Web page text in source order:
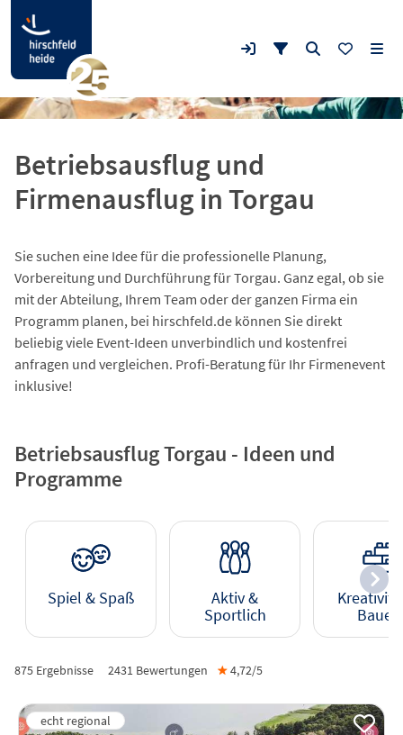
Betriebsausflug und
Firmenausflug in Torgau
Sie suchen eine Idee für die professionelle Planung,
Vorbereitung und Durchführung für Torgau. Ganz egal, ob sie
mit der Abteilung, Ihrem Team oder der ganzen Firma ein
Programm planen, bei hirschfeld.de können Sie direkt
beliebig viele Event-Ideen unverbindlich und kostenfrei
anfragen und vergleichen. Profi-Beratung für Ihr Firmenevent
inklusive!
Betriebsausflug Torgau - Ideen und
Programme
Spiel & Spaß
Aktiv &
Sportlich
Bauen
875 Ergebnisse 2431 Bewertungen ★4,72/5